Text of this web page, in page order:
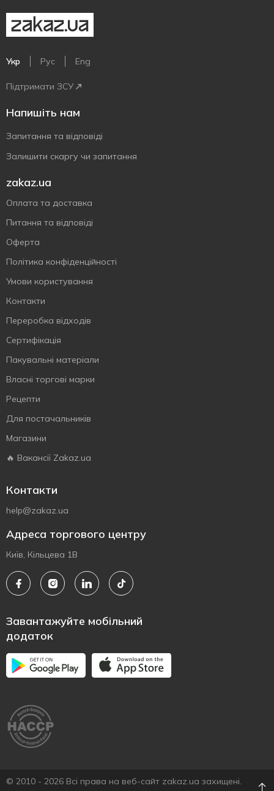
Укр Рус Eng
Підтримати ЗСУ
Напишіть нам
Запитання та відповіді
Залишити скаргу чи запитання
zakaz.ua
Оплата та доставка
Питання та відповіді
Оферта
Політика конфіденційності
Умови користування
Контакти
Переробка відходів
Сертифiкацiя
Пакувальні матеріали
Власнi торговi марки
Рецепти
Для постачальників
Магазини
🔥 Вакансії Zakaz.ua
Контакти
help@zakaz.ua
Адреса торгового центру
Київ, Кільцева 1В
Завантажуйте мобільний
додаток
© 2010 - 2026 Всі права на веб-сайт zakaz.ua захищені.